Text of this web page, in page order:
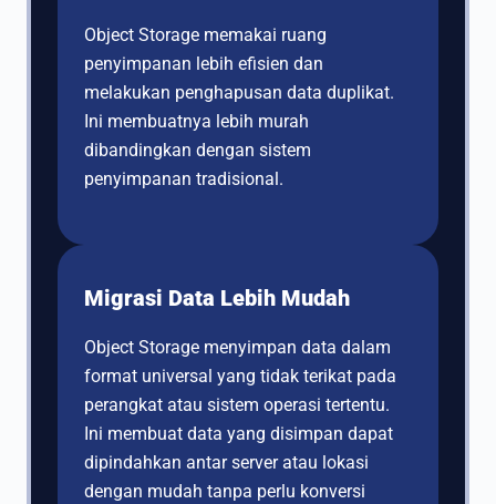
Object Storage memakai ruang
penyimpanan lebih efisien dan
melakukan penghapusan data duplikat.
Ini membuatnya lebih murah
dibandingkan dengan sistem
penyimpanan tradisional.
Migrasi Data Lebih Mudah
Object Storage menyimpan data dalam
format universal yang tidak terikat pada
perangkat atau sistem operasi tertentu.
Ini membuat data yang disimpan dapat
dipindahkan antar server atau lokasi
dengan mudah tanpa perlu konversi